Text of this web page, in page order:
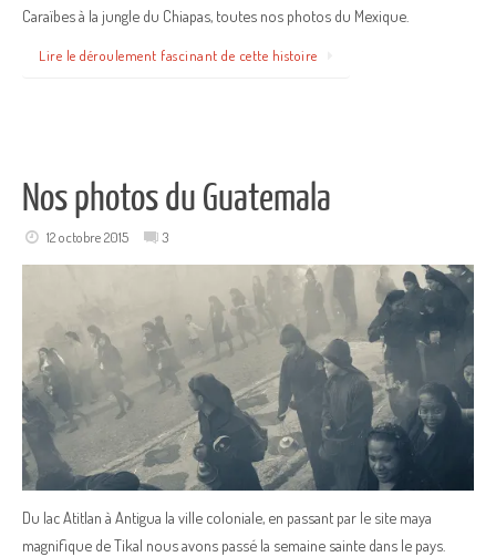
Caraïbes à la jungle du Chiapas, toutes nos photos du Mexique.
Lire le déroulement fascinant de cette histoire
Nos photos du Guatemala
12 octobre 2015 3
Du lac Atitlan à Antigua la ville coloniale, en passant par le site maya
magnifique de Tikal nous avons passé la semaine sainte dans le pays.